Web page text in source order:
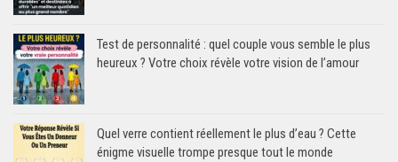
Test de personnalité : quel couple vous semble le plus
heureux ? Votre choix révèle votre vision de l’amour
Quel verre contient réellement le plus d’eau ? Cette
énigme visuelle trompe presque tout le monde